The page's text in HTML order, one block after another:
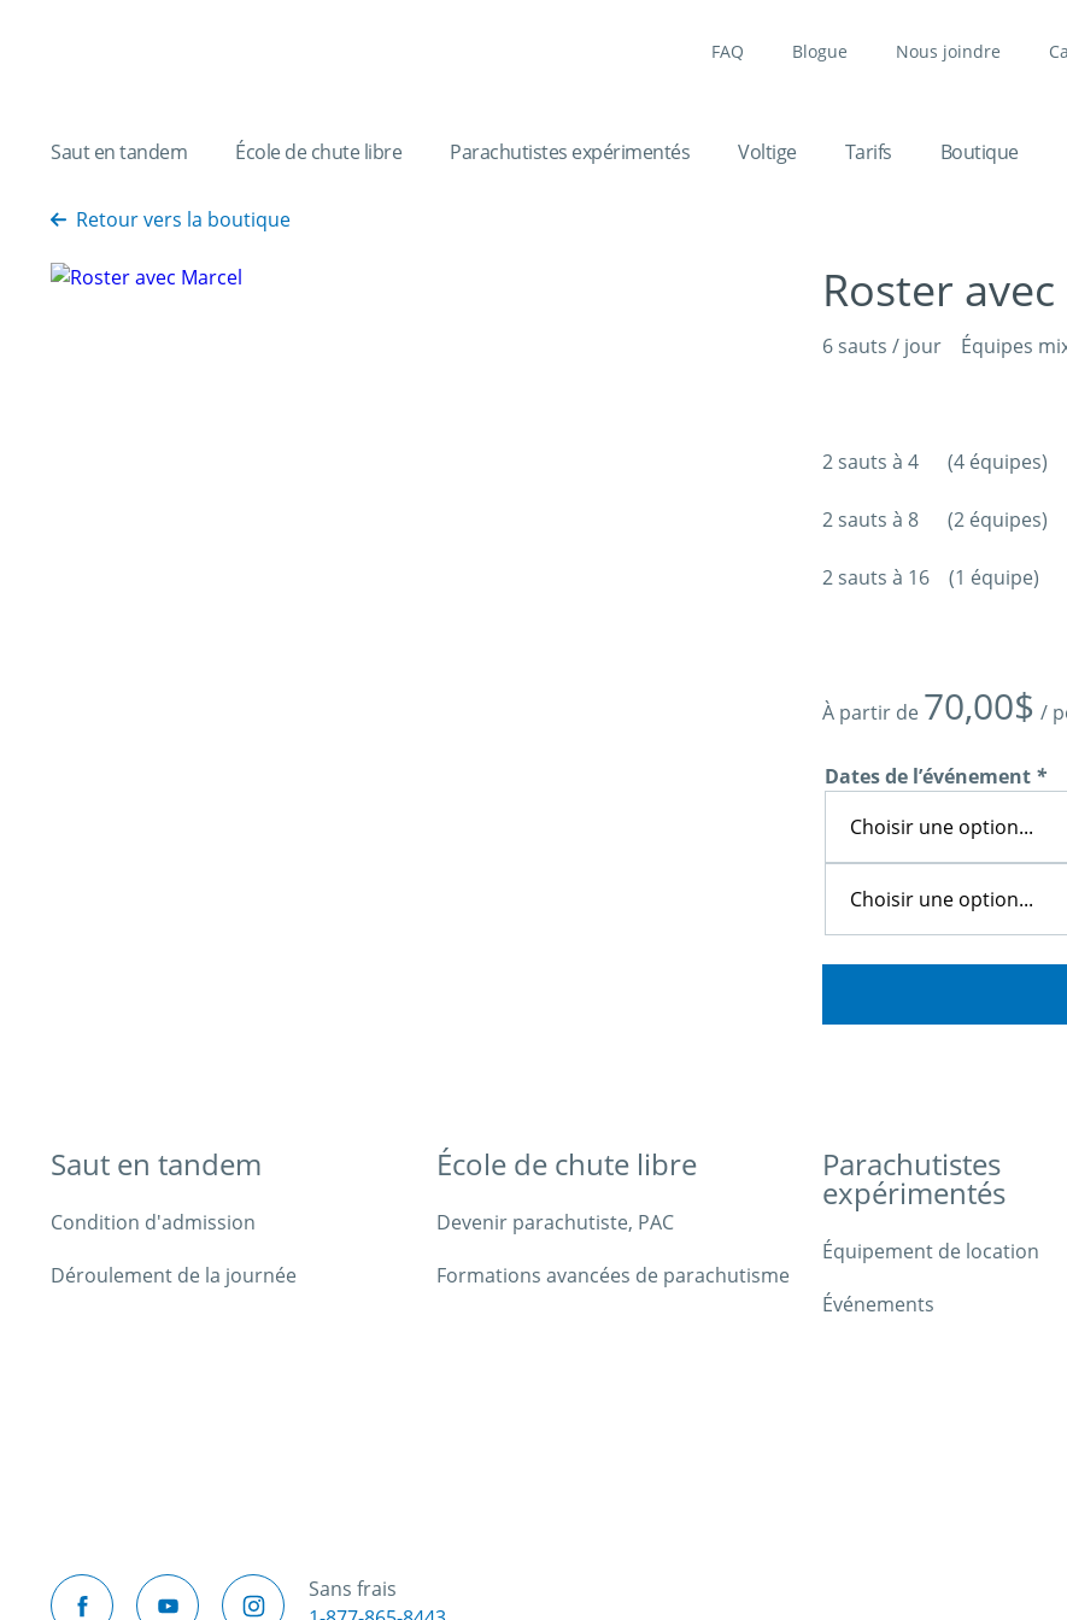
FAQ Blogue Nous joindre
Saut en tandem École de chute libre Parachutistes expérimentés Voltige Tarifs Boutique
Retour vers la boutique
Roster
6 sauts / jour Équipes
2 sauts à 4 (4 équipes)
2 sauts à 8 (2 équipes)
2 sauts à 16 (1 équipe)
À partir de 70,00$ /
Dates de l’événement *
Saut en tandem
Condition d'admission
Déroulement de la journée
École de chute libre
Devenir parachutiste, PAC
Formations avancées de parachutisme
Parachutistes
expérimentés
Équipement de location
Événements
Sans frais